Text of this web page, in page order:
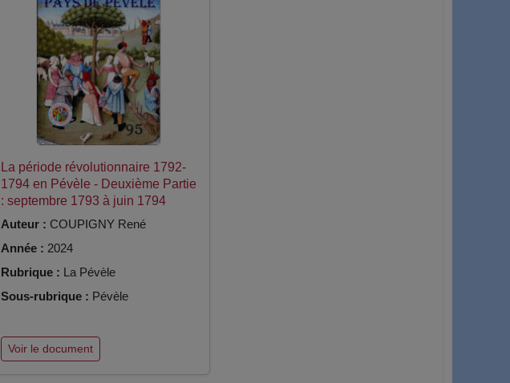
La période révolutionnaire 1792-
1794 en Pévèle - Deuxième Partie
: septembre 1793 à juin 1794
Auteur : COUPIGNY René
Année : 2024
Rubrique : La Pévèle
Sous-rubrique : Pévèle
Voir le document